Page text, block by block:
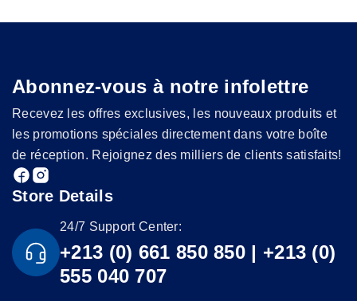
Abonnez-vous à notre infolettre
Recevez les offres exclusives, les nouveaux produits et
les promotions spéciales directement dans votre boîte
de réception. Rejoignez des milliers de clients satisfaits!
Store Details
24/7 Support Center:
+213 (0) 661 850 850 | +213 (0)
555 040 707